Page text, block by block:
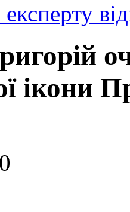
ікони